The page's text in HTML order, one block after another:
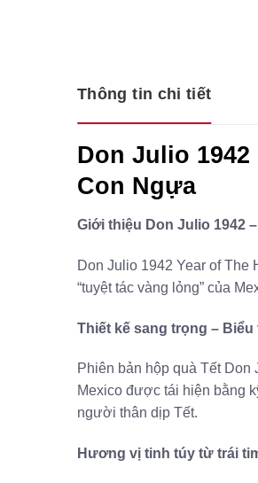
Thông tin chi tiết
Don Julio 1942
Con Ngựa
Giới thiệu Don Julio 1942
Don Julio 1942 Year of
“tuyệt tác vàng lỏng” của
Thiết kế sang trọng –
Phiên bản hộp quà Tết
Mexico được tái hiện bằng
người thân dịp Tết.
Hương vị tinh túy từ trái